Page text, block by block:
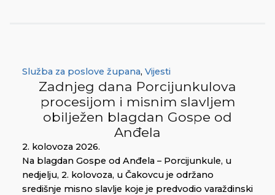
Služba za poslove župana, Vijesti
Zadnjeg dana Porcijunkulova
procesijom i misnim slavljem
obilježen blagdan Gospe od
Anđela
2. kolovoza 2026.
Na blagdan Gospe od Anđela – Porcijunkule, u
nedjelju, 2. kolovoza, u Čakovcu je održano
središnje misno slavlje koje je predvodio varaždinski